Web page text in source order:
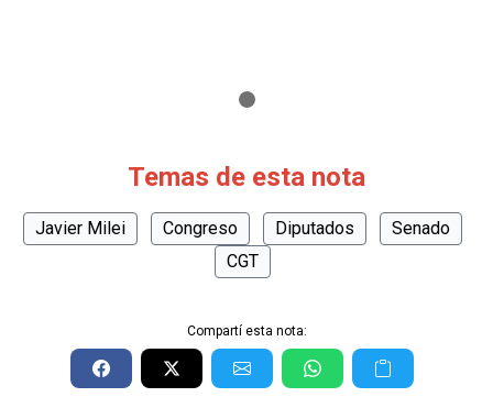
Temas de esta nota
Javier Milei Congreso Diputados
Senado
CGT
Compartí esta nota: